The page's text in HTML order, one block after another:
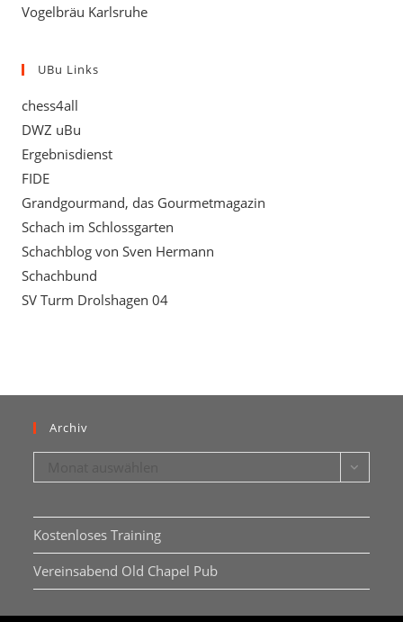
Vogelbräu Karlsruhe
UBu Links
chess4all
DWZ uBu
Ergebnisdienst
FIDE
Grandgourmand, das Gourmetmagazin
Schach im Schlossgarten
Schachblog von Sven Hermann
Schachbund
SV Turm Drolshagen 04
Archiv
Kostenloses Training
Vereinsabend Old Chapel Pub